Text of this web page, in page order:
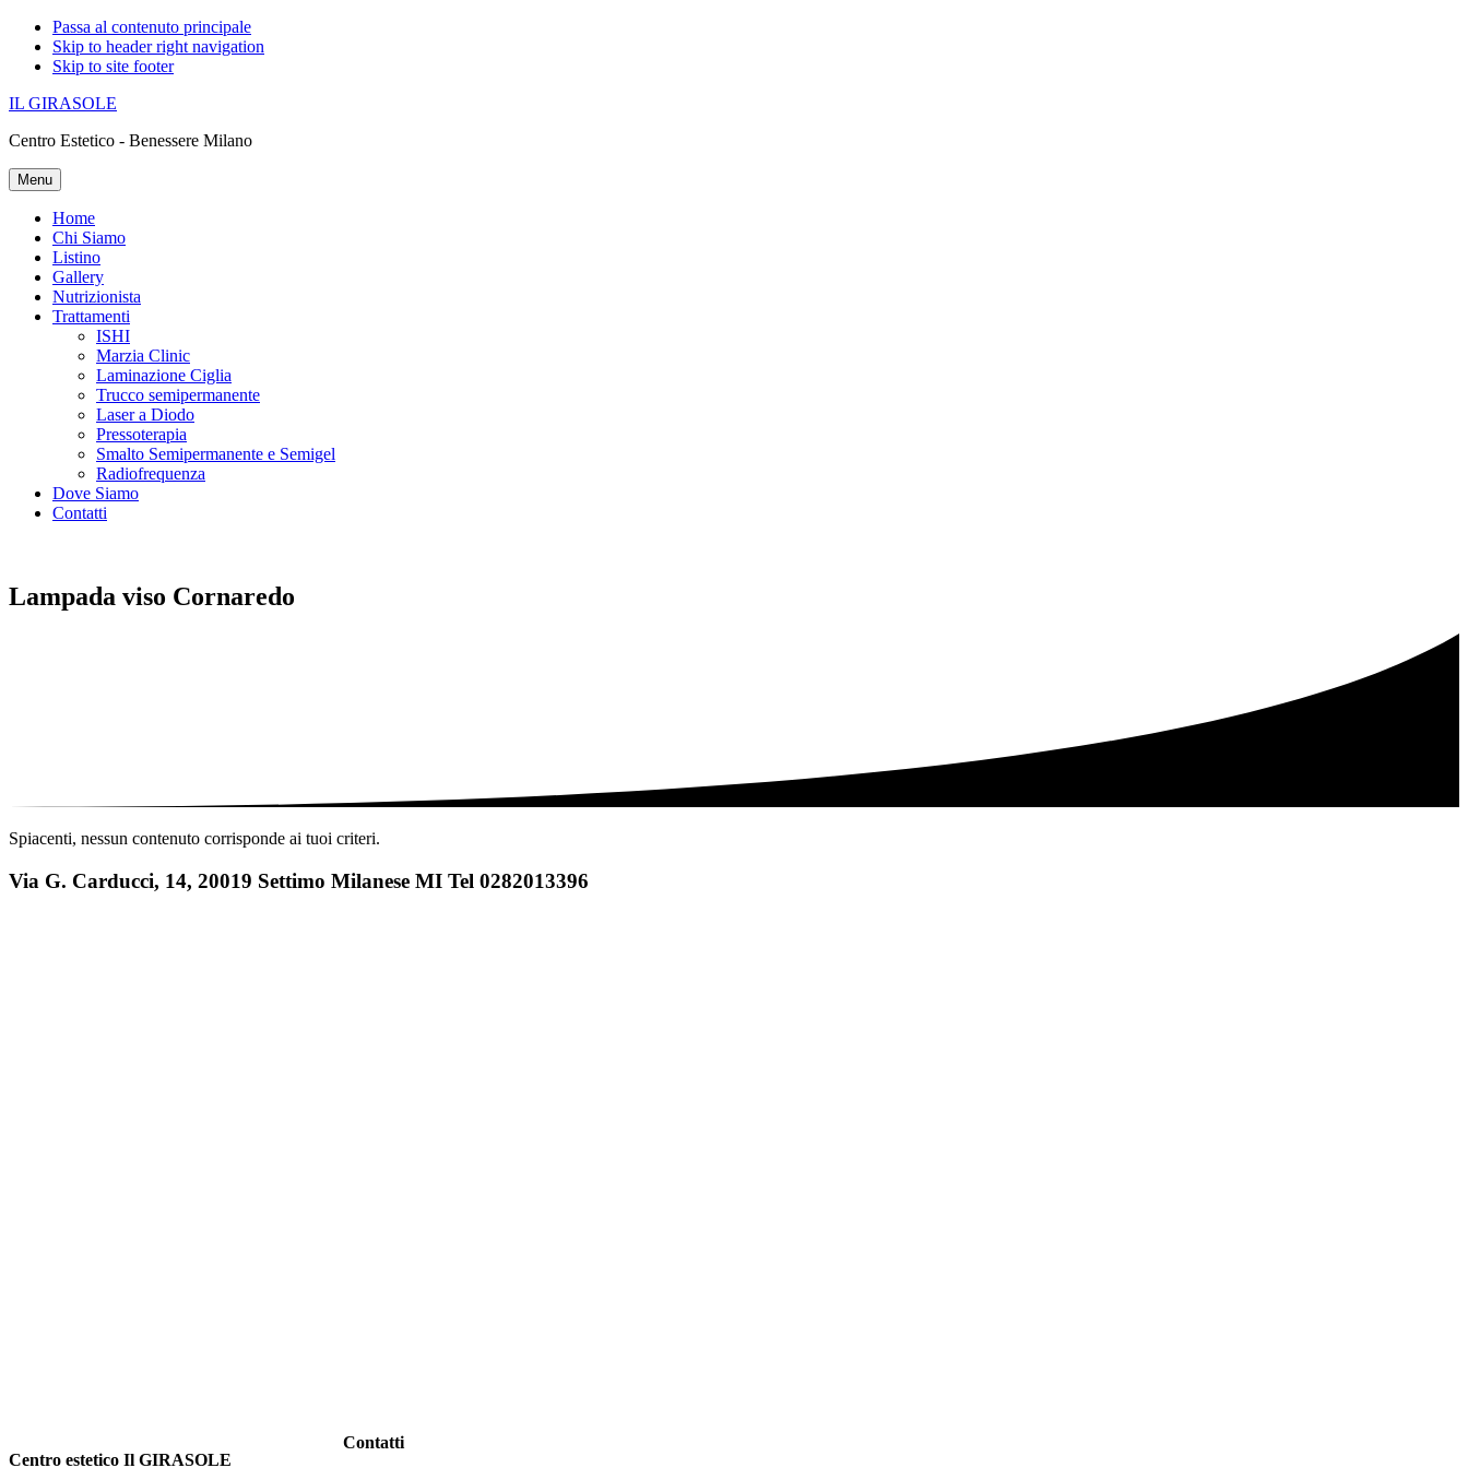
Passa al contenuto principale
Skip to header right navigation
Skip to site footer
IL GIRASOLE
Centro Estetico - Benessere Milano
Menu
Home
Chi Siamo
Listino
Gallery
Nutrizionista
Trattamenti
ISHI
Marzia Clinic
Laminazione Ciglia
Trucco semipermanente
Laser a Diodo
Pressoterapia
Smalto Semipermanente e Semigel
Radiofrequenza
Dove Siamo
Contatti
Lampada viso Cornaredo
Spiacenti, nessun contenuto corrisponde ai tuoi criteri.
Via G. Carducci, 14, 20019 Settimo Milanese MI Tel 0282013396
Centro estetico Il GIRASOLE
Contatti